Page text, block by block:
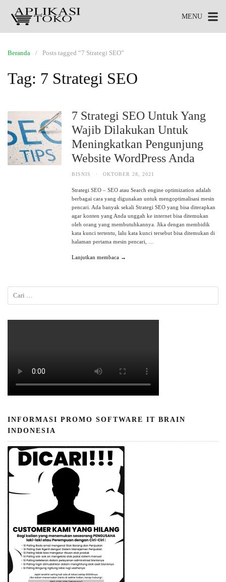
MENU
Beranda Posts tagged “7 Strategi SEO”
Tag: 7 Strategi SEO
7 Strategi SEO Untuk Yang
Wajib Dilakukan Untuk
Meningkatkan Pengunjung
Website WordPress Anda
BISNIS · OKTOBER 28, 2021
Strategi SEO – SEO atau Search engine optimization adalah
berbagai cara yang digunakan untuk mengoptimalisasi mesin
pencari. Ada banyak sekali Strategi SEO yang bisa diterapkan
agar konten yang Anda unggah ke internet bisa ditemukan
oleh orang yang membutuhkannya. Jika dengan membidik
kata kunci tertentu, lalu kata kunci tersebut bisa ditemukan di
halaman pertama mesin pencari, …
Lanjutkan membaca →
INFORMASI PROMO SOFTWARE IT BRAIN
INDONESIA